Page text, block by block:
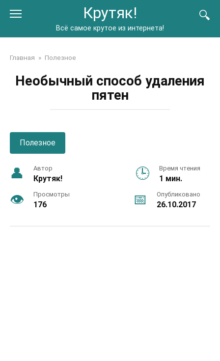
Крутяк!
Всё самое крутое из интернета!
Главная » Полезное
Необычный способ удаления
пятен
Полезное
Автор
Крутяк!
Время чтения
1 мин.
Просмотры
176
Опубликовано
26.10.2017